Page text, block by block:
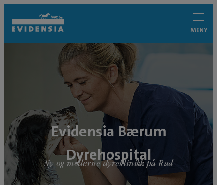
MENY
Evidensia Bærum
Dyrehospital
Ny og moderne dyreklinikk på Rud